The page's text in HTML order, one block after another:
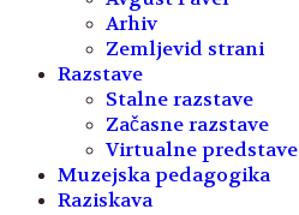
Arhiv
Zemljevid strani
Razstave
Stalne razstave
Začasne razstave
Virtualne predstave
Muzejska pedagogika
Raziskava